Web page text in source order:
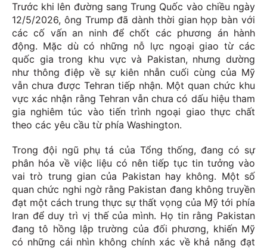
Trước khi lên đường sang Trung Quốc vào chiều ngày
12/5/2026, ông Trump đã dành thời gian họp bàn với
các cố vấn an ninh để chốt các phương án hành
động. Mặc dù có những nỗ lực ngoại giao từ các
quốc gia trong khu vực và Pakistan, nhưng dường
như thông điệp về sự kiên nhẫn cuối cùng của Mỹ
vẫn chưa được Tehran tiếp nhận. Một quan chức khu
vực xác nhận rằng Tehran vẫn chưa có dấu hiệu tham
gia nghiêm túc vào tiến trình ngoại giao thực chất
theo các yêu cầu từ phía Washington.
Trong đội ngũ phụ tá của Tổng thống, đang có sự
phân hóa về việc liệu có nên tiếp tục tin tưởng vào
vai trò trung gian của Pakistan hay không. Một số
quan chức nghi ngờ rằng Pakistan đang không truyền
đạt một cách trung thực sự thất vọng của Mỹ tới phía
Iran để duy trì vị thế của mình. Họ tin rằng Pakistan
đang tô hồng lập trường của đối phương, khiến Mỹ
có những cái nhìn không chính xác về khả năng đạt